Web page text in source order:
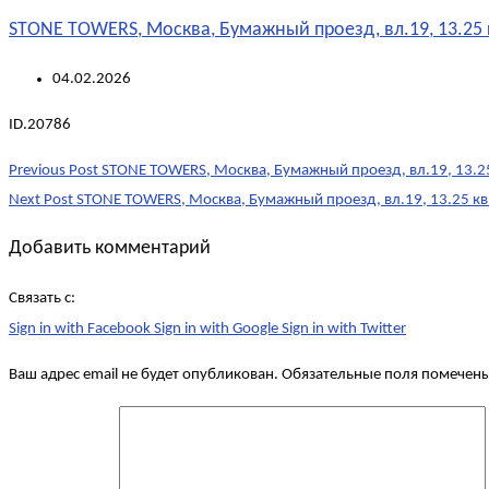
STONE TOWERS, Москва, Бумажный проезд, вл.19, 13.25
04.02.2026
ID.20786
Post
navigation
Previous Post STONE TOWERS, Москва, Бумажный проезд, вл.19,
Next Post STONE TOWERS, Москва, Бумажный проезд, вл.19, 13.25
Добавить комментарий
Связать с:
Sign in with Facebook Sign in with Google Sign in with Twitter
Ваш адрес email не будет опубликован. Обязательные поля